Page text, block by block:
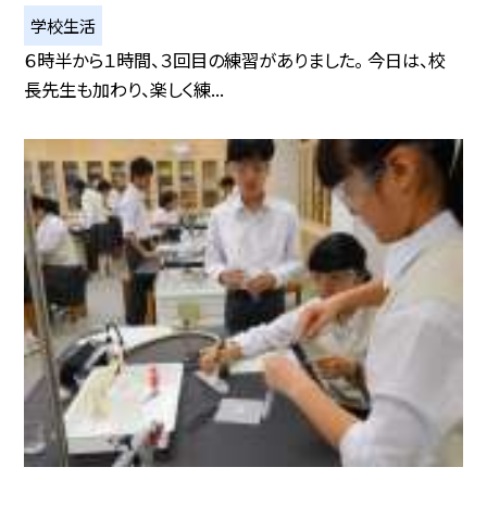
学校生活
６時半から１時間、３回目の練習がありました。 今日は、校
長先生も加わり、楽しく練...